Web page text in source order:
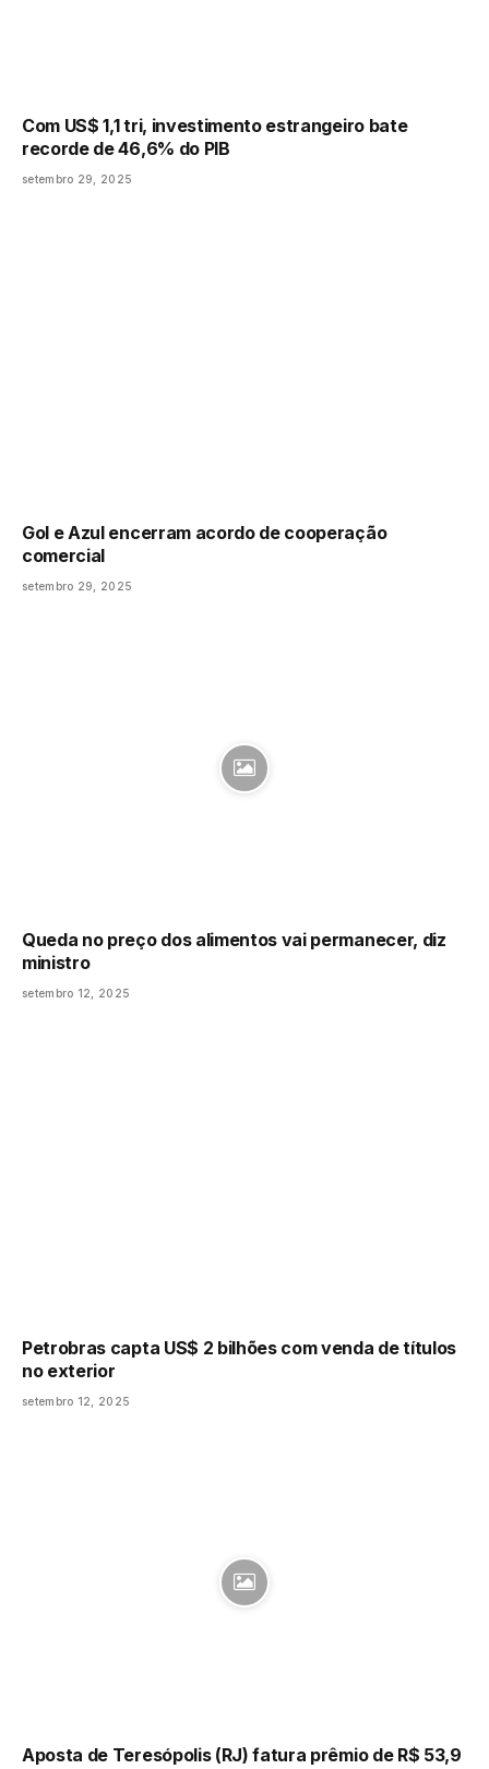
Com US$ 1,1 tri, investimento estrangeiro bate
recorde de 46,6% do PIB
setembro 29, 2025
Gol e Azul encerram acordo de cooperação
comercial
setembro 29, 2025
Queda no preço dos alimentos vai permanecer, diz
ministro
setembro 12, 2025
Petrobras capta US$ 2 bilhões com venda de títulos
no exterior
setembro 12, 2025
Aposta de Teresópolis (RJ) fatura prêmio de R$ 53,9